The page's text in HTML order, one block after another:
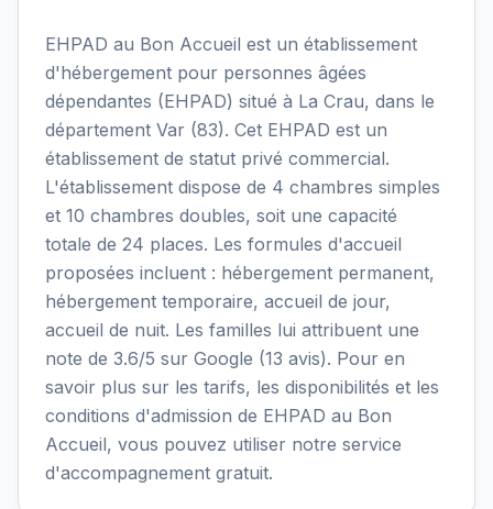
EHPAD au Bon Accueil est un établissement
d'hébergement pour personnes âgées
dépendantes (EHPAD) situé à La Crau, dans le
département Var (83). Cet EHPAD est un
établissement de statut privé commercial.
L'établissement dispose de 4 chambres simples
et 10 chambres doubles, soit une capacité
totale de 24 places. Les formules d'accueil
proposées incluent : hébergement permanent,
hébergement temporaire, accueil de jour,
accueil de nuit. Les familles lui attribuent une
note de 3.6/5 sur Google (13 avis). Pour en
savoir plus sur les tarifs, les disponibilités et les
conditions d'admission de EHPAD au Bon
Accueil, vous pouvez utiliser notre service
d'accompagnement gratuit.